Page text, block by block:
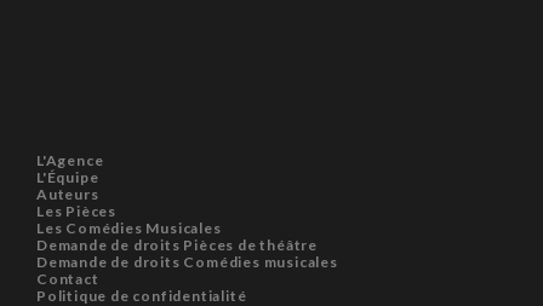
L'Agence
L'Équipe
Auteurs
Les Pièces
Les Comédies Musicales
Demande de droits Pièces de théâtre
Demande de droits Comédies musicales
Contact
Politique de confidentialité